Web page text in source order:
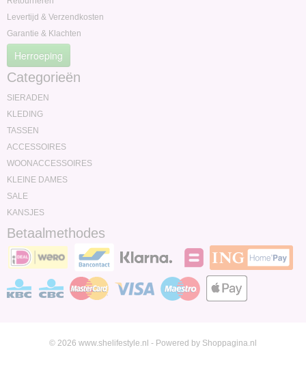
Levertijd & Verzendkosten
Garantie & Klachten
Herroeping
Categorieën
SIERADEN
KLEDING
TASSEN
ACCESSOIRES
WOONACCESSOIRES
KLEINE DAMES
SALE
KANSJES
Betaalmethodes
© 2026 www.shelifestyle.nl - Powered by Shoppagina.nl